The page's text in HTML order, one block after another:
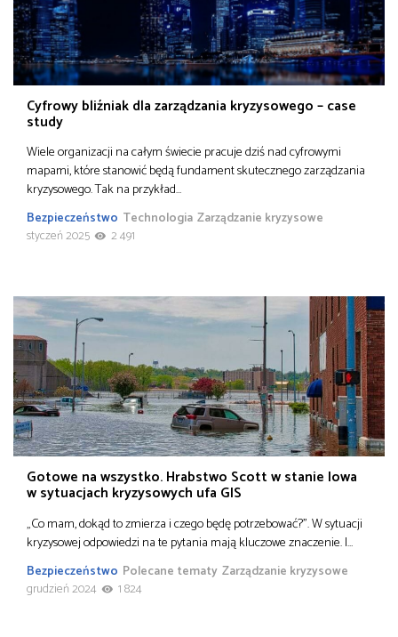
Cyfrowy bliźniak dla zarządzania kryzysowego – case
study
Wiele organizacji na całym świecie pracuje dziś nad cyfrowymi
mapami, które stanowić będą fundament skutecznego zarządzania
kryzysowego. Tak na przykład…
Bezpieczeństwo Technologia Zarządzanie kryzysowe
styczeń 2025
2 491
Gotowe na wszystko. Hrabstwo Scott w stanie Iowa
w sytuacjach kryzysowych ufa GIS
„Co mam, dokąd to zmierza i czego będę potrzebować?”. W sytuacji
kryzysowej odpowiedzi na te pytania mają kluczowe znaczenie. I…
Bezpieczeństwo Polecane tematy Zarządzanie kryzysowe
grudzień 2024
1 824